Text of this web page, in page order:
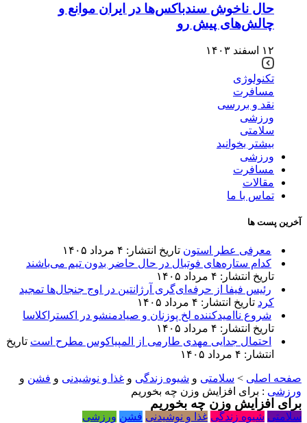
حال ناخوش سندباکس‌ها در ایران موانع و
چالش‌های پیش رو
۱۲ اسفند ۱۴۰۳
تکنولوژی
مسافرت
نقد و بررسی
ورزشی
سلامتی
بیشتر بخوانید
ورزشی
مسافرت
مقالات
تماس با ما
آخرین پست ها
معرفی عطر استون تاریخ انتشار: ۴ مرداد ۱۴۰۵
کدام ستاره‌های فوتبال در حال حاضر بدون تیم می‌باشند
تاریخ انتشار: ۴ مرداد ۱۴۰۵
رئیس فیفا از حرفه‌ای‌گری آرژانتین در اوج جنجال‌ها تمجید
کرد تاریخ انتشار: ۴ مرداد ۱۴۰۵
شروع ناامیدکننده لخ پوزنان و صیادمنشو در اکستراکلاسا
تاریخ انتشار: ۴ مرداد ۱۴۰۵
احتمال جدایی مهدی طارمی از المپیاکوس مطرح است تاریخ
انتشار: ۴ مرداد ۱۴۰۵
صفحه اصلی > سلامتی و شیوه زندگی و غذا و نوشیدنی و فشن و
ورزشی : برای افزایش وزن چه بخوریم
برای افزایش وزن چه بخوریم
سلامتی شیوه زندگی غذا و نوشیدنی فشن ورزشی